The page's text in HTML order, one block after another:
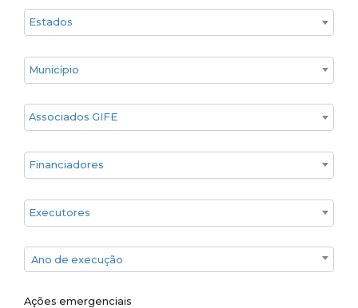
Estado
Cidade
Associados GIFE
Financiadores
Executores
Ano de execução
Ano de execução
Ações emergenciais